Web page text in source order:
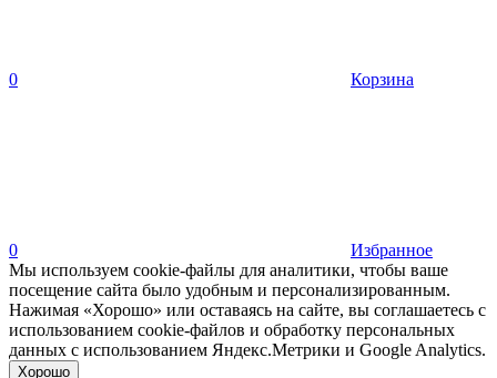
0 Корзина
0
Избранное
Мы используем cookie-файлы для аналитики, чтобы ваше
посещение сайта было удобным и персонализированным.
Нажимая «Хорошо» или оставаясь на сайте, вы соглашаетесь с
использованием cookie-файлов и обработку персональных
данных с использованием Яндекс.Метрики и Google Analytics.
Хорошо